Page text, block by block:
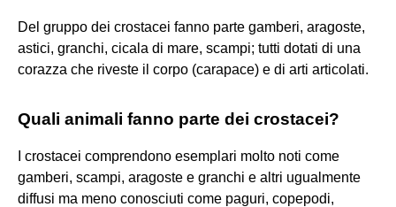
Del gruppo dei crostacei fanno parte gamberi, aragoste,
astici, granchi, cicala di mare, scampi; tutti dotati di una
corazza che riveste il corpo (carapace) e di arti articolati.
Quali animali fanno parte dei crostacei?
I crostacei comprendono esemplari molto noti come
gamberi, scampi, aragoste e granchi e altri ugualmente
diffusi ma meno conosciuti come paguri, copepodi,